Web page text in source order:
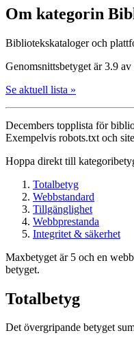
Om kategorin
Bibliotekskataloger och
Genomsnittsbetyget är 3.9 av
Se aktuell lista »
Decembers topplista för
Exempelvis robots.txt och
Hoppa direkt till
Totalbetyg
Webbstandard
Tillgänglighet
Webbprestanda
Integritet & säkerhet
Maxbetyget är 5 och en
betyget.
Totalbetyg
Det övergripande betyget